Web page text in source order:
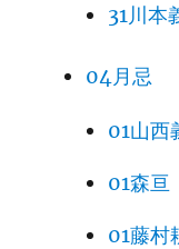
31川本
04月忌
01山西
01森亘
01藤村